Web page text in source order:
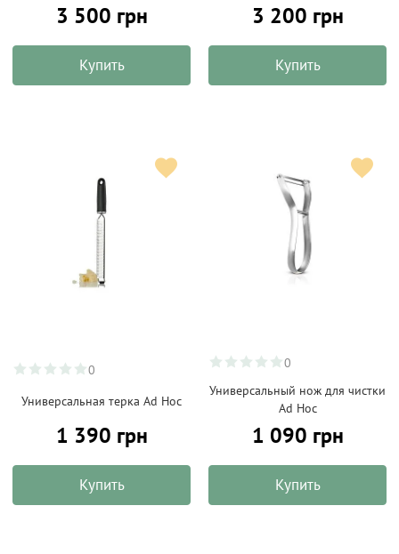
3 500 грн
Купить
3 200 грн
Купить
0
Универсальная терка Ad Hoc
1 390 грн
Купить
0
Универсальный нож для чистки
Ad Hoc
1 090 грн
Купить